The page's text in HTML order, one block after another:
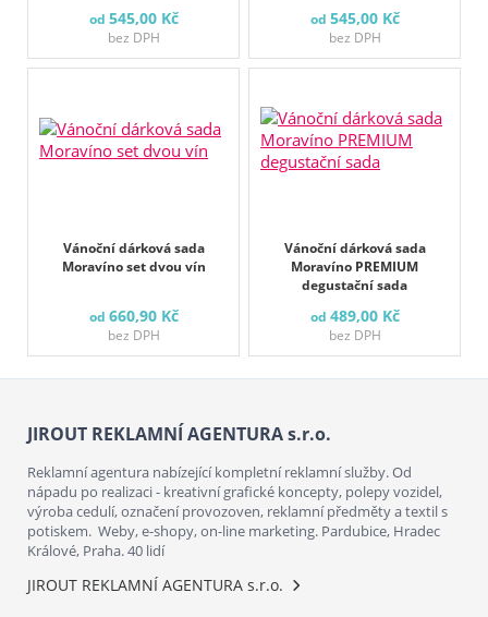
od 545,00 Kč
bez DPH
od 545,00 Kč
bez DPH
Vánoční dárková sada
Moravíno set dvou vín
od 660,90 Kč
bez DPH
Vánoční dárková sada
Moravíno PREMIUM
degustační sada
od 489,00 Kč
bez DPH
JIROUT REKLAMNÍ AGENTURA s.r.o.
Reklamní agentura nabízející kompletní reklamní služby. Od
nápadu po realizaci - kreativní grafické koncepty, polepy vozidel,
výroba cedulí, označení provozoven, reklamní předměty a textil s
potiskem. Weby, e-shopy, on-line marketing. Pardubice, Hradec
Králové, Praha. 40 lidí
JIROUT REKLAMNÍ AGENTURA s.r.o.